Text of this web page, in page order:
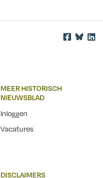
MEER HISTORISCH
NIEUWSBLAD
Inloggen
Vacatures
DISCLAIMERS